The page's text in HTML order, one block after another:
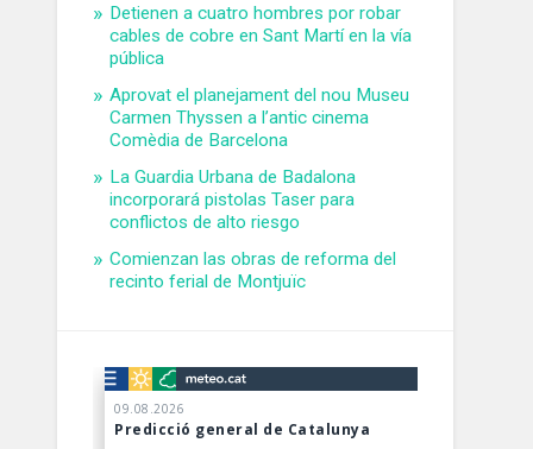
Detienen a cuatro hombres por robar
cables de cobre en Sant Martí en la vía
pública
Aprovat el planejament del nou Museu
Carmen Thyssen a l’antic cinema
Comèdia de Barcelona
La Guardia Urbana de Badalona
incorporará pistolas Taser para
conflictos de alto riesgo
Comienzan las obras de reforma del
recinto ferial de Montjuïc